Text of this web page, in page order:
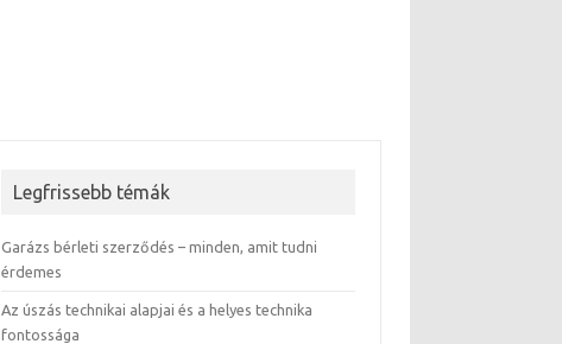
Legfrissebb témák
Garázs bérleti szerződés – minden, amit tudni
érdemes
Az úszás technikai alapjai és a helyes technika
fontossága